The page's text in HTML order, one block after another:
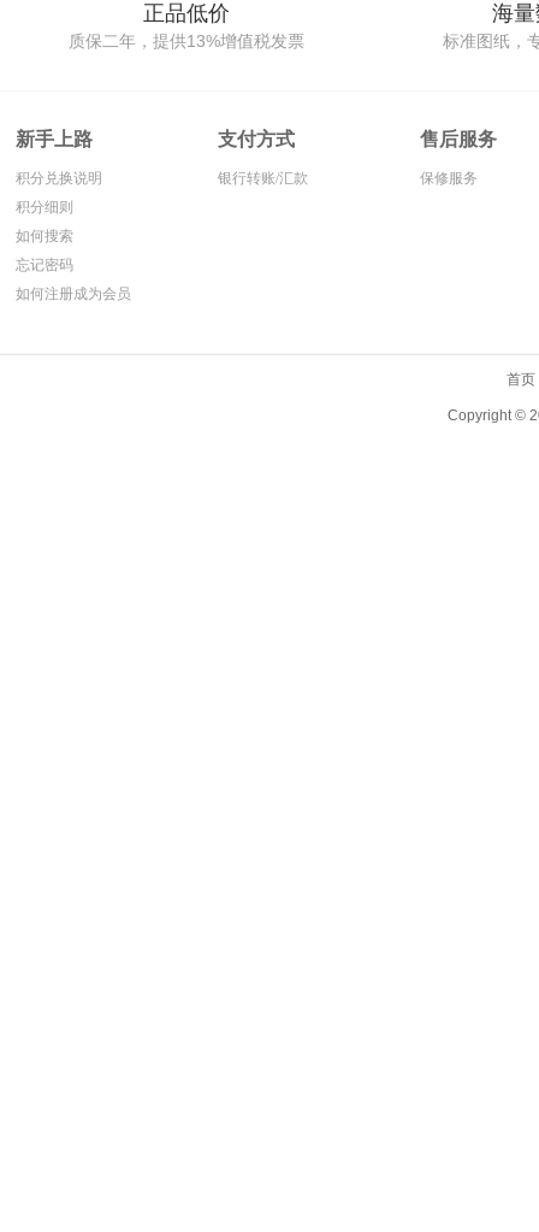
正品低价
质保二年，提供13%增值税发票
海
标准图纸，
新手上路
积分兑换说明
积分细则
如何搜索
忘记密码
如何注册成为会员
支付方式
银行转账/汇款
售后服务
保修服务
首页
Copyright ©